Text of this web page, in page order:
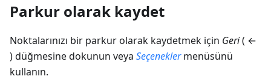
Parkur olarak kaydet
Noktalarınızı bir parkur olarak kaydetmek için Geri( ←
) düğmesine dokunun veya Seçeneklermenüsünü
kullanın.